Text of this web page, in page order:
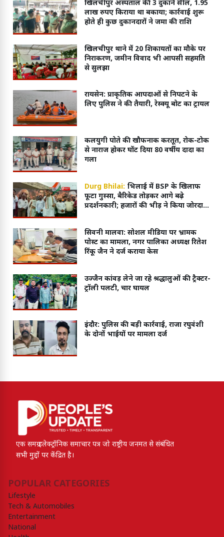
खिलचीपुर अस्पताल की 3 दुकानें सील, 1.95
लाख रुपए किराया था बकाया; कार्रवाई शुरू
होते ही कुछ दुकानदारों ने जमा की राशि
खिलचीपुर थाने में 20 शिकायतों का मौके पर
निराकरण, जमीन विवाद भी आपसी सहमति
से सुलझा
रायसेन: प्राकृतिक आपदाओं से निपटने के
लिए पुलिस ने की तैयारी, रेस्क्यू बोट का ट्रायल
कलयुगी पोते की खौफनाक करतूत, रोक-टोक
से नाराज होकर घोंट दिया 80 वर्षीय दादा का
गला
Durg Bhilai: भिलाई में BSP के खिलाफ
फूटा गुस्सा, बैरिकेड तोड़कर आगे बढ़े
प्रदर्शनकारी; हजारों की भीड़ ने किया जोरदार
सिवनी मालवा: सोशल मीडिया पर भ्रामक
पोस्ट का मामला, नगर पालिका अध्यक्ष रितेश
रिंकू जैन ने दर्ज कराया केस
उज्जैन कांवड़ लेने जा रहे श्रद्धालुओं की ट्रैक्टर-
ट्रॉली पलटी, चार घायल
इंदौर: पुलिस की बड़ी कार्रवाई, राजा रघुवंशी
के दोनों भाईयों पर मामला दर्ज
एक समग्र इलेक्ट्रॉनिक समाचार पत्र जो राष्ट्रीय जनमत से संबंधित
सभी मुद्दों पर केंद्रित है।
POPULAR CATEGORIES
Lifestyle
Tech & Automobiles
Entertainment
National